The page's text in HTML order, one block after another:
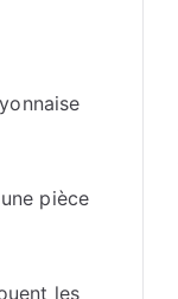
pièce
les